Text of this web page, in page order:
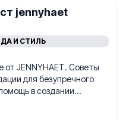
jennyhaet
И СТИЛЬ
от JENNYHAET. Советы
для безупречного
в создании...